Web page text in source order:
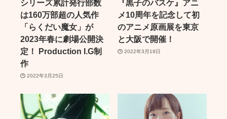
シリーズ累計発行部数
は160万部超の人気作
「らくだい魔女」が
2023年春に劇場公開決
定！ Production I.G制
作
2022年3月25日
『黒子のバスケ』アニ
メ10周年を記念して初
のアニメ原画展を東京
と大阪で開催！
2022年3月19日